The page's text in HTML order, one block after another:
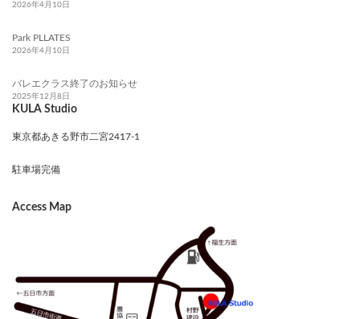
2026年4月10日
Park PLLATES
2026年4月10日
バレエクラス終了のお知らせ
2025年12月8日
KULA Studio
東京都あきる野市二宮2417-1
駐車場完備
Access Map